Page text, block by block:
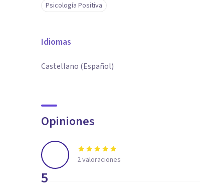
Psicología Positiva
Idiomas
Castellano (Español)
Opiniones
5
2valoraciones